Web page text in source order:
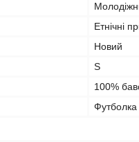
Етнічні
Новий
S
100%
Футболка